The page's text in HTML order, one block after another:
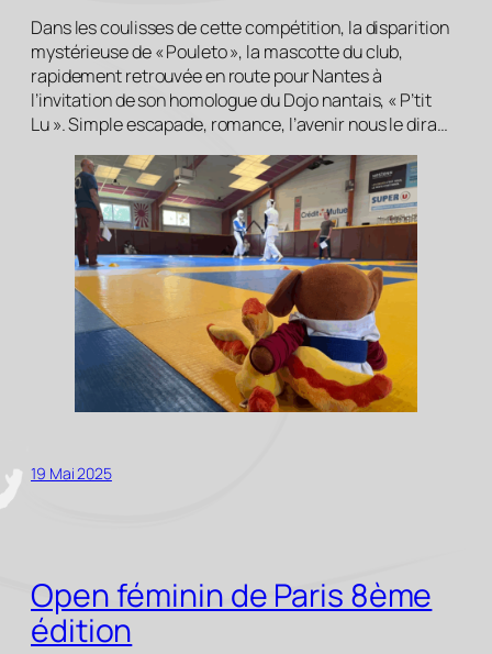
Dans les coulisses de cette compétition, la disparition
mystérieuse de « Pouleto », la mascotte du club,
rapidement retrouvée en route pour Nantes à
l’invitation de son homologue du Dojo nantais, « P’tit
Lu ». Simple escapade, romance, l’avenir nous le dira…
19 Mai 2025
Open féminin de Paris 8ème
édition